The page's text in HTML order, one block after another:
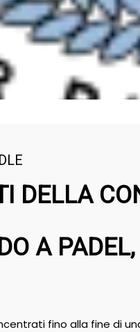
DELLA
A
fino alla fine di